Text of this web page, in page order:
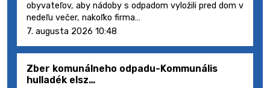
obyvateľov, aby nádoby s odpadom vyložili pred dom v
nedeľu večer, nakoľko firma…
7. augusta 2026 10:48
Zber komunálneho odpadu-Kommunális
hulladék elsz…